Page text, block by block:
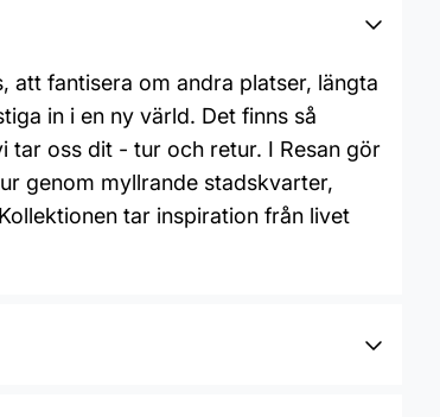
att fantisera om andra platser, längta
in i en ny värld. Det finns så
tar oss dit - tur och retur. I Resan gör
genom myllrande stadskvarter,
tar inspiration från livet